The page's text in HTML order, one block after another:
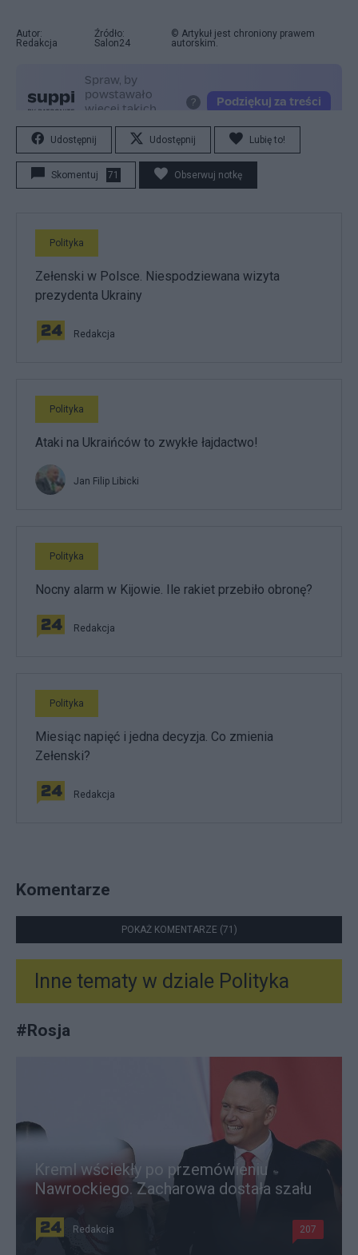
Autor:
Redakcja
Źródło:
Salon24
© Artykuł jest chroniony prawem
autorskim.
Udostępnij Udostępnij Lubię to!
Skomentuj 71 Obserwuj notkę
Polityka
Zełenski w Polsce. Niespodziewana wizyta
prezydenta Ukrainy
Redakcja
Polityka
Ataki na Ukraińców to zwykłe łajdactwo!
Jan Filip Libicki
Polityka
Nocny alarm w Kijowie. Ile rakiet przebiło obronę?
Redakcja
Polityka
Miesiąc napięć i jedna decyzja. Co zmienia
Zełenski?
Redakcja
Komentarze
POKAŻ KOMENTARZE (71)
Inne tematy w dziale Polityka
#Rosja
Kreml wściekły po przemówieniu
Nawrockiego. Zacharowa dostała szału
Redakcja 207